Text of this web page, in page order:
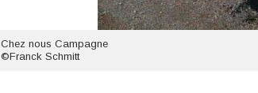
Chez nous Campagne
©Franck Schmitt